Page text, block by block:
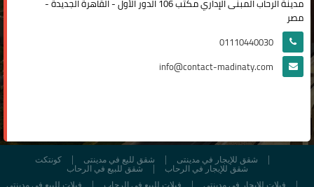
مصر
01110440030
info@contact-madinaty.com
كونتكت شقق لليع في مدينتى
شقق للإيجار في مدينتى
شقق للبيع في الرحاب
شقق للإيجار في الرحاب
فيلات للبيع في مدينتي
فيلات للبيع في الرحاب فيلات للإيجار في مدينتي